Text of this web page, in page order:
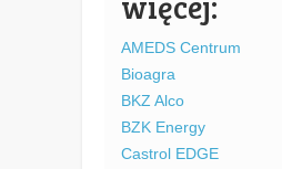
AMEDS Centrum
Bioagra
BKZ Alco
BZK Energy
Castrol EDGE